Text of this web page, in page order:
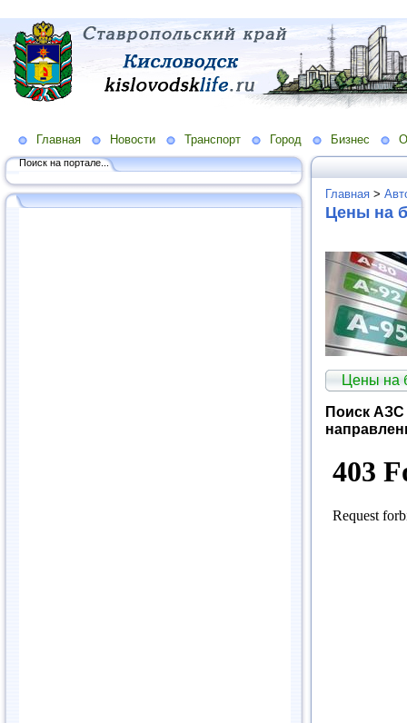
Главная Новости Транспорт Город Бизнес
Поиск на портале...
Главная >
Цены на
Цены на
Поиск АЗС